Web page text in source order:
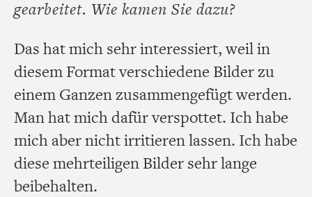
gearbeitet. Wie kamen Sie dazu?
Das hat mich sehr interessiert, weil in
diesem Format verschiedene Bilder zu
einem Ganzen zusammengefügt werden.
Man hat mich dafür verspottet. Ich habe
mich aber nicht irritieren lassen. Ich habe
diese mehrteiligen Bilder sehr lange
beibehalten.